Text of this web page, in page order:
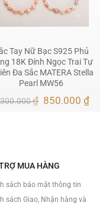
Tay Nữ Bạc S925 Phủ
18K Đính Ngọc Trai Tự
Đa Sắc MATERA Stella
Pearl MW56
₫ Giá
850.000₫Giá
MUA HÀNG
sách bảo mật thông tin
sách Giao, Nhận hàng và